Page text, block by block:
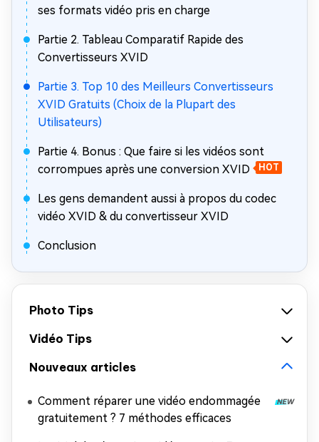
ses formats vidéo pris en charge
Partie 2. Tableau Comparatif Rapide des
Convertisseurs XVID
Partie 3. Top 10 des Meilleurs Convertisseurs
XVID Gratuits (Choix de la Plupart des
Utilisateurs)
Partie 4. Bonus : Que faire si les vidéos sont
corrompues après une conversion XVID
HOT
Les gens demandent aussi à propos du codec
vidéo XVID & du convertisseur XVID
Conclusion
Photo Tips
Vidéo Tips
Nouveaux articles
Comment réparer une vidéo endommagée
gratuitement ? 7 méthodes efficaces